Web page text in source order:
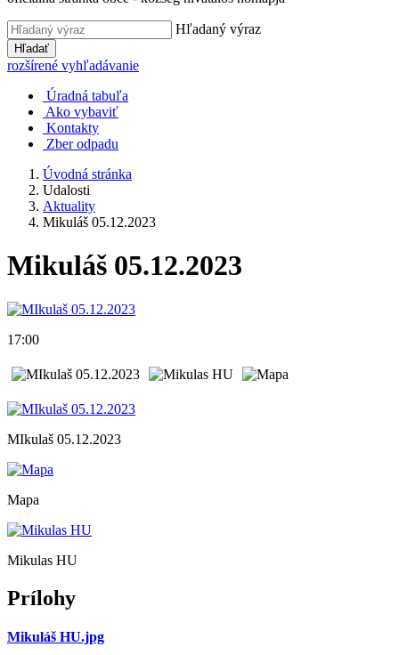
Hľadaný výraz
Hľadať
rozšírené vyhľadávanie
Úradná tabuľa
Ako vybaviť
Kontakty
Zber odpadu
Úvodná stránka
Udalosti
Aktuality
Mikuláš 05.12.2023
Mikuláš 05.12.2023
17:00
MIkulaš 05.12.2023
Mapa
Mikulas HU
Prílohy
Mikuláš HU.jpg